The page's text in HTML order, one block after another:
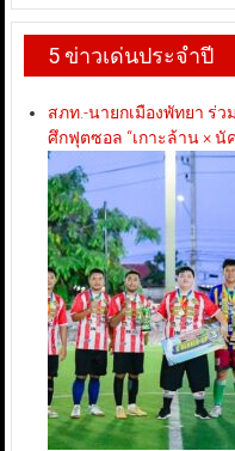
5 ข่าวเด่นประจำปี
สภท.-นายกเมืองพัทยา ร่
ศึกฟุตซอล “เกาะล้าน × นั